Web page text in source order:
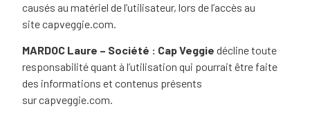
causés au matériel de l’utilisateur, lors de l’accès au
sitecapveggie.com.
MARDOC Laure – Société : Cap Veggie décline toute
responsabilité quant à l’utilisation qui pourrait être faite
des informations et contenus présents
surcapveggie.com.